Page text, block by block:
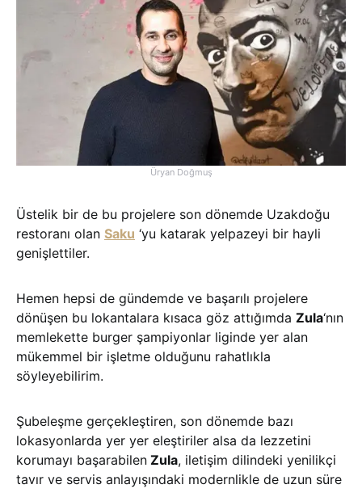
Üryan Doğmuş
Üstelik bir de bu projelere son dönemde Uzakdoğu
restoranı olan Saku ‘yu katarak yelpazeyi bir hayli
genişlettiler.
Hemen hepsi de gündemde ve başarılı projelere
dönüşen bu lokantalara kısaca göz attığımda Zula‘nın
memlekette burger şampiyonlar liginde yer alan
mükemmel bir işletme olduğunu rahatlıkla
söyleyebilirim.
Şubeleşme gerçekleştiren, son dönemde bazı
lokasyonlarda yer yer eleştiriler alsa da lezzetini
korumayı başarabilen Zula, iletişim dilindeki yenilikçi
tavır ve servis anlayışındaki modernlikle de uzun süre